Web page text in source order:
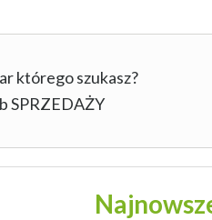
którego szukasz?
SPRZEDAŻY